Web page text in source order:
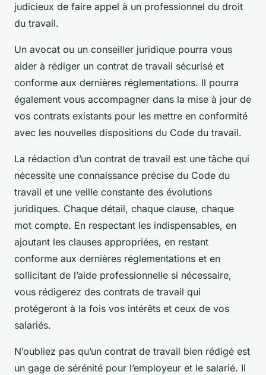
judicieux de faire appel à un professionnel du droit
du travail.
Un avocat ou un conseiller juridique pourra vous
aider à rédiger un contrat de travail sécurisé et
conforme aux dernières réglementations. Il pourra
également vous accompagner dans la mise à jour de
vos contrats existants pour les mettre en conformité
avec les nouvelles dispositions du Code du travail.
La rédaction d’un contrat de travail est une tâche qui
nécessite une connaissance précise du Code du
travail et une veille constante des évolutions
juridiques. Chaque détail, chaque clause, chaque
mot compte. En respectant les indispensables, en
ajoutant les clauses appropriées, en restant
conforme aux dernières réglementations et en
sollicitant de l’aide professionnelle si nécessaire,
vous rédigerez des contrats de travail qui
protégeront à la fois vos intérêts et ceux de vos
salariés.
N’oubliez pas qu’un contrat de travail bien rédigé est
un gage de sérénité pour l’employeur et le salarié. Il